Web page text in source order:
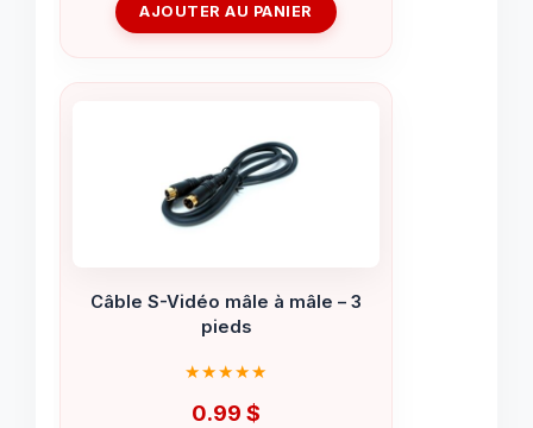
AJOUTER AU PANIER
Câble S-Vidéo mâle à mâle – 3
pieds
0.99 $